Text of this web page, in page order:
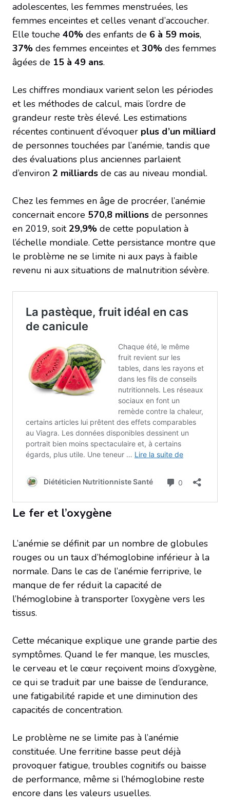
adolescentes, les femmes menstruées, les
femmes enceintes et celles venant d’accoucher.
Elle touche 40% des enfants de 6 à 59 mois,
37% des femmes enceintes et30% des femmes
âgées de 15 à 49 ans.
Les chiffres mondiaux varient selon les périodes
et les méthodes de calcul, mais l’ordre de
grandeur reste très élevé. Les estimations
récentes continuent d’évoquer plus d’un milliard
de personnes touchées par l’anémie, tandis que
des évaluations plus anciennes parlaient
d’environ 2 milliards de cas au niveau mondial.
Chez les femmes en âge de procréer, l’anémie
concernait encore 570,8 millions de personnes
en 2019, soit 29,9% de cette population à
l’échelle mondiale. Cette persistance montre que
le problème ne se limite ni aux pays à faible
revenu ni aux situations de malnutrition sévère.
Le fer et l’oxygène
L’anémie se définit par un nombre de globules
rouges ou un taux d’hémoglobine inférieur à la
normale. Dans le cas de l’anémie ferriprive, le
manque de fer réduit la capacité de
l’hémoglobine à transporter l’oxygène vers les
tissus.
Cette mécanique explique une grande partie des
symptômes. Quand le fer manque, les muscles,
le cerveau et le cœur reçoivent moins d’oxygène,
ce qui se traduit par une baisse de l’endurance,
une fatigabilité rapide et une diminution des
capacités de concentration.
Le problème ne se limite pas à l’anémie
constituée. Une ferritine basse peut déjà
provoquer fatigue, troubles cognitifs ou baisse
de performance, même si l’hémoglobine reste
encore dans les valeurs usuelles.